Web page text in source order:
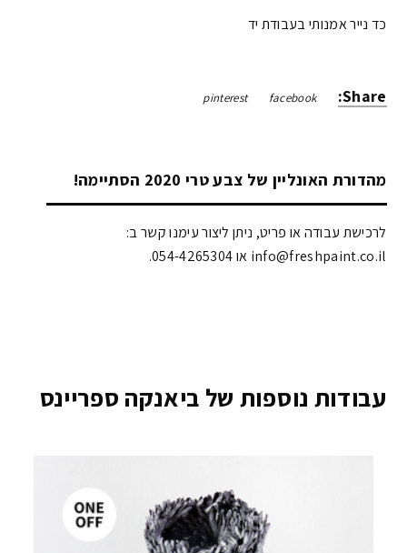
כד נייר אמנותי בעבודת יד
Share:
facebook
pinterest
מהדורת האונליין של צבע טרי 2020 הסתיימה!
לרכישת עבודה או פריט, ניתן ליצור עימנו קשר ב:
info@freshpaint.co.il‏ או 054-4265304.
עבודות נוספות של ביאנקה ספריינס